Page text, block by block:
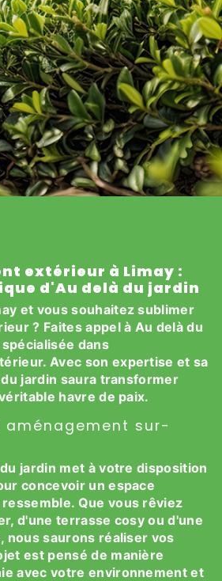
extérieur à Limay :
d'Au delà du jardin
et vous souhaitez sublimer
? Faites appel à Au delà du
dans
Avec son expertise et sa
jardin saura transformer
havre de paix.
aménagement sur-
jardin met à votre disposition
concevoir un espace
Que vous rêviez
d'une terrasse cosy ou d'une
nous saurons réaliser vos
est pensé de manière
avec votre environnement et